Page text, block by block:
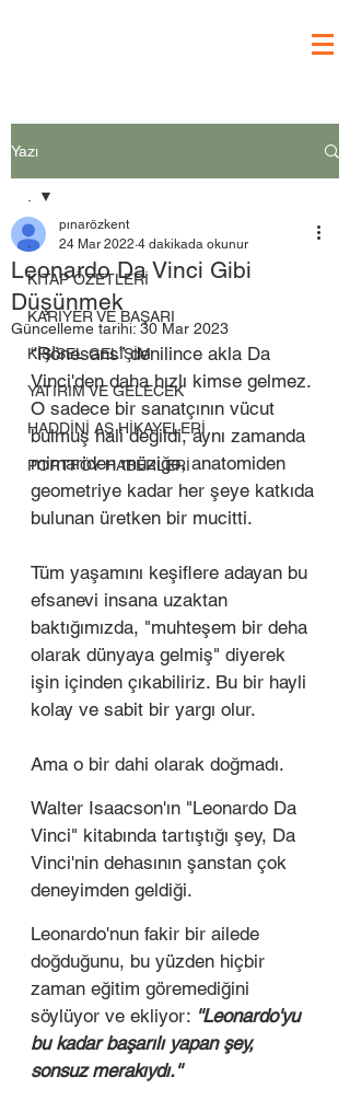
Yazı
.
KİTAP ÖZETLERİ
KARİYER VE BAŞARI
KİŞİSEL GELİŞİM
YATIRIM VE GELECEK
HADDİNİ AŞ HİKAYELERİ
PORTFÖY HABERLERİ
Leonardo Da Vinci Gibi
Düşünmek
pınarözkent
24 Mar 2022 4 dakikada okunur
Güncelleme tarihi: 30 Mar 2023
“Rönesans” denilince akla Da
Vinci'den daha hızlı kimse gelmez.
O sadece bir sanatçının vücut
bulmuş hali değildi, aynı zamanda
mimariden müziğe, anatomiden
geometriye kadar her şeye katkıda
bulunan üretken bir mucitti.
Tüm yaşamını keşiflere adayan bu
efsanevi insana uzaktan
baktığımızda, "muhteşem bir deha
olarak dünyaya gelmiş" diyerek
işin içinden çıkabiliriz. Bu bir hayli
kolay ve sabit bir yargı olur.
Ama o bir dahi olarak doğmadı.
Walter Isaacson'ın "Leonardo Da
Vinci" kitabında tartıştığı şey, Da
Vinci'nin dehasının şanstan çok
deneyimden geldiği.
Leonardo'nun fakir bir ailede
doğduğunu, bu yüzden hiçbir
zaman eğitim göremediğini
söylüyor ve ekliyor: ''Leonardo'yu
bu kadar başarılı yapan şey,
sonsuz merakıydı.''